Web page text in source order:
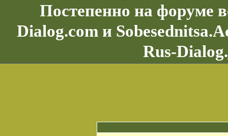
Постепенно на форуме
Dialog.com и
Rus-Dialog.